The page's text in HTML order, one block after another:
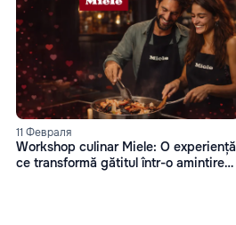
11 Февраля
Workshop culinar Miele: O experiență
ce transformă gătitul într-o amintire